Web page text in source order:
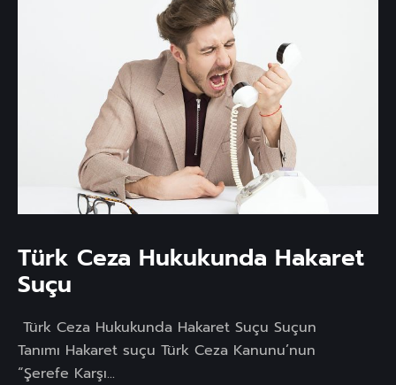
Türk Ceza Hukukunda Hakaret
Suçu
Türk Ceza Hukukunda Hakaret Suçu Suçun
Tanımı Hakaret suçu Türk Ceza Kanunu’nun
“Şerefe Karşı...